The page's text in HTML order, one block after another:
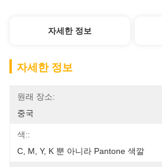
자세한 정보
자세한 정보
원래 장소:
중국
색::
C, M, Y, K 뿐 아니라 Pantone 색깔